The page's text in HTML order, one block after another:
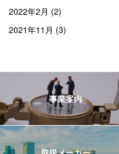
2022年2月 (2)
2021年11月 (3)
事業案内